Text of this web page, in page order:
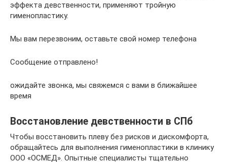
эффекта девственности, применяют тройную
гименопластику.
Мы вам перезвоним, оставьте свой номер телефона
Сообщение отправлено!
ожидайте звонка, мы свяжемся с вами в ближайшее
время
Восстановление девственности в СПб
Чтобы восстановить плеву без рисков и дискомфорта,
обращайтесь для выполнения гименопластики в клинику
ООО «ОСМЕД». Опытные специалисты тщательно